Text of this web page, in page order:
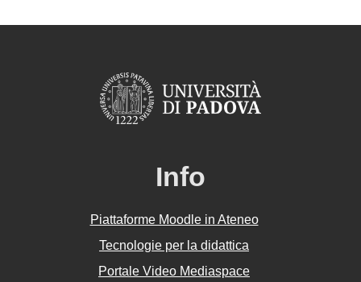
Info
Piattaforme Moodle in Ateneo
Tecnologie per la didattica
Portale Video Mediaspace